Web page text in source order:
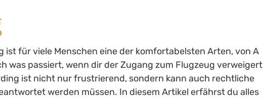
ist für viele Menschen eine der komfortabelsten Arten, von A
was passiert, wenn dir der Zugang zum Flugzeug verweigert
ist nicht nur frustrierend, sondern kann auch rechtliche
werden müssen. In diesem Artikel erfährst du alles